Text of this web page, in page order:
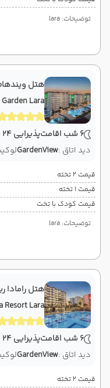
توضیحات: lara
هتل ویندهام
Lara
6 شب اقامت پذیرایی 24 ساعته
دید اتاق :GardenView
قیمت 2 تخته
قیمت 1 تخته
قیمت کودک با تخت
توضیحات: lara
هتل رامادا
Resort Lara
6 شب اقامت پذیرایی 24 ساعته
دید اتاق :GardenView
قیمت 2 تخته